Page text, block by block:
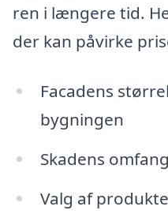
ren i længere tid.
der kan påvirke
Facadens
bygningen
Skadens
Valg af